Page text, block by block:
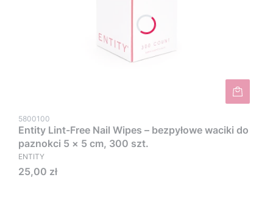
5800100
Entity Lint-Free Nail Wipes – bezpyłowe waciki do
paznokci 5 × 5 cm, 300 szt.
ENTITY
Cena
25,00 zł